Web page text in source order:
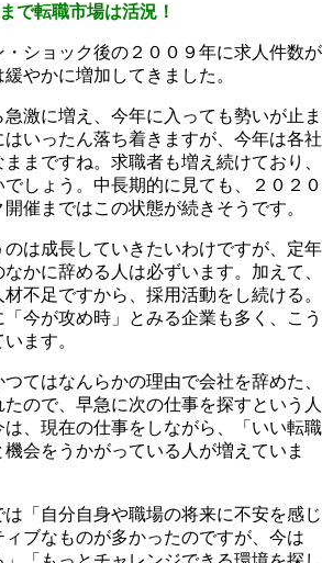
で転職市場は活況！
ショック後の２００９年に求人件数が
やかに増加してきました。
激に増え、今年に入っても勢いが止ま
いったん落ち着きますが、今年は各社
まですね。求職者も増え続けており、
しょう。中長期的に見ても、２０２０
催まではこの状態が続きそうです。
は成長していきたいわけですが、定年
かに辞める人は必ずいます。加えて、
不足ですから、採用活動をし続ける。
今が攻め時」とみる企業も多く、こう
ます。
てはなんらかの理由で会社を辞めた、
ので、早急に次の仕事を探すという人
、現在の仕事をしながら、「いい転職
会をうかがっている人が増えていま
「自分自身や職場の将来に不安を感じ
ブなものが多かったのですが、今は